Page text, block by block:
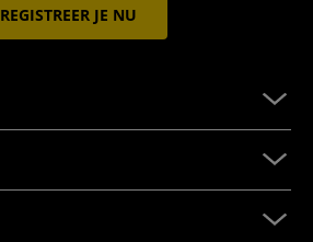
REGISTREER JE NU